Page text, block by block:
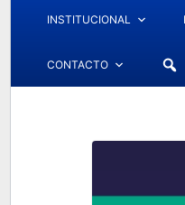
INSTITUCIONAL
CONTACTO